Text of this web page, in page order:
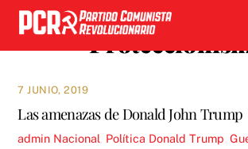
Skip
content
7 JUNIO, 2019
Las amenazas de Donald John Trump
admin Nacional Política Donald Trump ,